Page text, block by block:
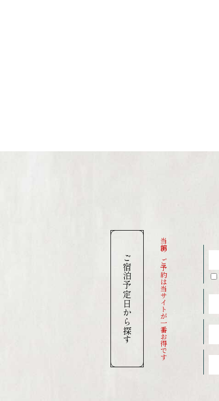
ご宿泊予定日から探す 当館のご予約は当サイトが一番お得です